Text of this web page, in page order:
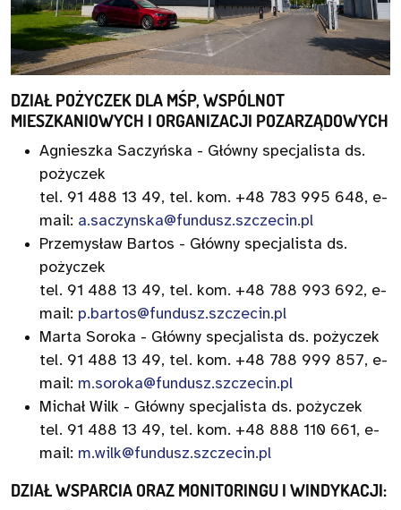
DZIAŁ POŻYCZEK DLA MŚP, WSPÓLNOT
MIESZKANIOWYCH I ORGANIZACJI POZARZĄDOWYCH
Agnieszka Saczyńska - Główny specjalista ds.
pożyczek
tel. 91 488 13 49, tel. kom. +48 783 995 648, e-
mail: a.saczynska@fundusz.szczecin.pl
Przemysław Bartos - Główny specjalista ds.
pożyczek
tel. 91 488 13 49, tel. kom. +48 788 993 692, e-
mail: p.bartos@fundusz.szczecin.pl
Marta Soroka - Główny specjalista ds. pożyczek
tel. 91 488 13 49, tel. kom. +48 788 999 857, e-
mail: m.soroka@fundusz.szczecin.pl
Michał Wilk - Główny specjalista ds. pożyczek
tel. 91 488 13 49, tel. kom. +48 888 110 661, e-
mail: m.wilk@fundusz.szczecin.pl
DZIAŁ WSPARCIA ORAZ MONITORINGU I WINDYKACJI: